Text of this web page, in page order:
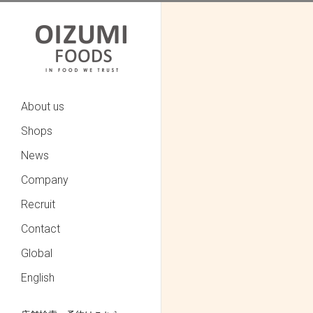
About us
Shops
News
Company
Recruit
Contact
Global
English